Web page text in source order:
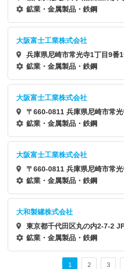
鉱業・金属製品・鉄鋼
大阪富士工業株式会社
兵庫県尼崎市常光寺1丁目9番
鉱業・金属製品・鉄鋼
大阪富士工業株式会社
〒660-0811 兵庫県尼崎市常
鉱業・金属製品・鉄鋼
大阪富士工業株式会社
〒660-0811 兵庫県尼崎市常
鉱業・金属製品・鉄鋼
大和製罐株式会社
東京都千代田区丸の内2-7-2
鉱業・金属製品・鉄鋼
1 2 3